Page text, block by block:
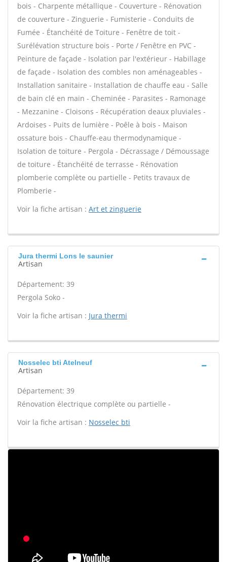
bois - Charpente métallique - Couverture - Rénovation
de couverture - Zinguerie - Fumisterie - Conduits de
Fumée - Étanchéité de Toiture - Fenêtre de toit -
Surélévation structure bois - Porte / Fenêtre en PVC -
Peinture de façade - Isolation par l'extérieur - Habillage
de façade - Isolation des combles non aménageables -
Installation sanitaire - Installation de chauffe eau - Salle
de bain clé en main - Cheminée - Parasites - Ramonage
- Mezzanine - Cloisons - Récupération deaux pluviales -
Ardoises - Puits de lumière - Poêle à bois - Maison
ossature bois - Chauffe-eau thermodynamique -
Isolation de toiture - Pergola - Décrassage / Démoussage
de toiture - Étanchéité de terrasse - Rénovation
plomberie complète ou partielle - Petits travaux de
Plomberie -
Voir la fiche artisan : Art et zinguerie
Jura thermi Lons le saunier
Artisan
Département: 39
Pergola Soko -
Voir la fiche artisan : Jura thermi
Nosselec bti Atelneuf
Artisan
Département: 39
Rénovation électrique complète ou partielle -
Voir la fiche artisan : Nosselec bti